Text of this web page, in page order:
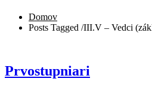
Domov
Posts Tagged /III.V – Vedci
Prvostupniari